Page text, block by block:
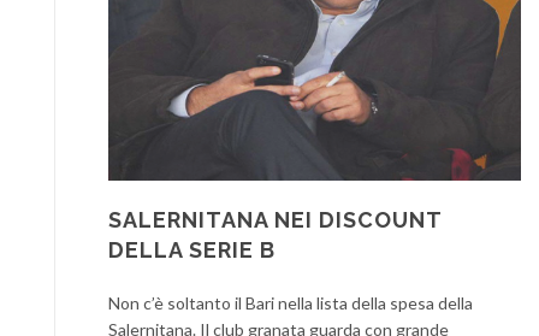
SALERNITANA NEI DISCOUNT
DELLA SERIE B
Non c’è soltanto il Bari nella lista della spesa della
Salernitana. Il club granata guarda con grande